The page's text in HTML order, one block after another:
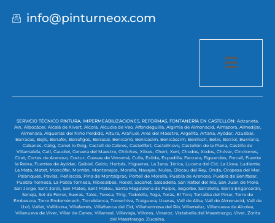
info@pinturneox.com
SERVICIO TÉCNICO PINTURA, IMPERMEABILIZACIONES, REFORMAS, FONTANERÍA EN CASTELLÓN: Adzaneta,
Aín, Albocácer, Alcalà de Xivert, Alcora, Alcudia de Veo, Alfondeguilla, Algimia de Almonacid, Almazora, Almedíjar,
Almenara, Alquerías del Niño Perdido, Altura, Arañuel, Ares del Maestre, Argelita, Artana, Ayódar, Azuébar,
Barracas, Bejís, Benafer, Benafigos, Benasal, Benicarló, Benicasim, Benicàssim, Benlloch, Betxí, Borriol, Burriana,
Cabanes, Cálig, Canet lo Roig, Castell de Cabres, Castellfort, Castellnovo, Castellón de la Plana, Castillo de
Villamalefa, Catí, Caudiel, Cervera del Maestre, Chilches, Xilxes, Chert, Xert, Chodos, Xodos, Chóvar, Cinctorres,
Cirat, Cortes de Arenoso, Costur, Cuevas de Vinromá, Culla, Eslida, Espadilla, Fanzara, Figueroles, Forcall, Fuente
la Reina, Fuentes de Ayódar, Gaibiel, Geldo, Herbés, Higueras, La Jana, Jérica, Lucena del Cid, La Llosa, Ludiente,
La Mata, Matet, Moncófar, Montán, Montanejos, Morella, Navajas, Nules, Olocau del Rey, Onda, Oropesa del Mar,
Palanques, Pavías, Peñíscola, Pina de Montalgrao, Portell de Morella, Puebla de Arenoso, Puebla de Benifasar,
Puebla-Tornesa, La Pobla Tornesa, Ribesalbes, Rosell, Sacañet, Salsadella, San Rafael del Río, San Juan de Moró,
San Jorge, Sant Jordi, San Mateo, Sant Mateu, Santa Magdalena de Pulpis, Segorbe, Sarratella, Sierra Engarcerán,
Soneja, Sot de Ferrer, Sueras, Tales, Teresa, Tírig, Todolella, Toga, Torás, El Toro, Torralba del Pinar, Torre de
Embesora, Torre Endoménech, Torreblanca, Torrechiva, Traiguera, Useras, Vall de Alba, Vall de Almonacid, Vall de
Uxó, Vallat, Vallibona, Villafamés, Villafranca del Cid, Villahermosa del Río, Villamalur, Villanueva de Alcolea,
Villanueva de Viver, Villar de Canes, Villarreal, Villavieja, Villores, Vinaroz, Vistabella del Maestrazgo, Viver, Zorita
del Maestrazgo, Zucaina,